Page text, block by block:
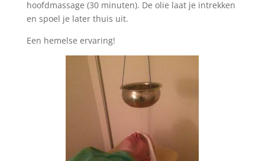
hoofdmassage (30 minuten). De olie laat je intrekken
en spoel je later thuis uit.
Een hemelse ervaring!